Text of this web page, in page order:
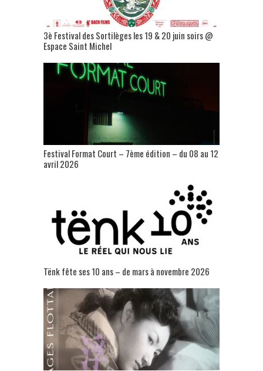
3è Festival des Sortilèges les 19 & 20 juin soirs @
Espace Saint Michel
Festival Format Court – 7ème édition – du 08 au 12
avril 2026
Tënk fête ses 10 ans – de mars à novembre 2026